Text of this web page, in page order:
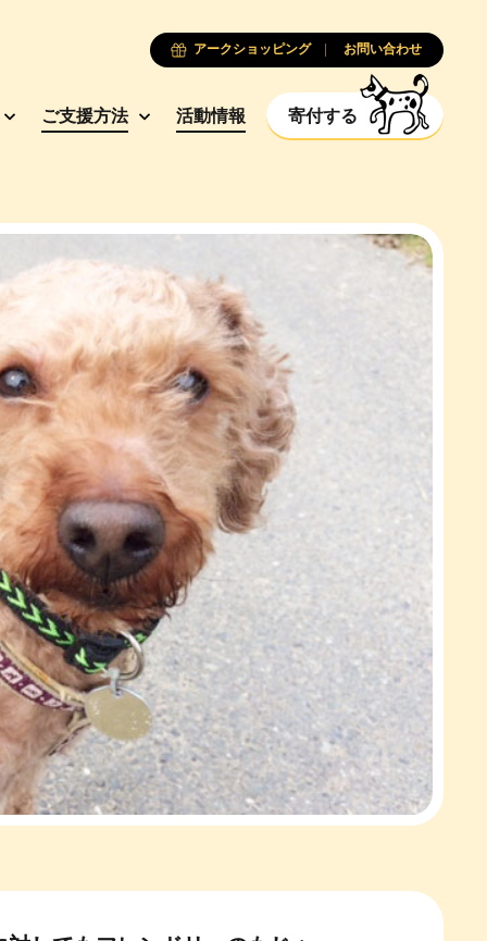
ご支援方法 活動情報 寄付する
アークショッピング お問い合わせ